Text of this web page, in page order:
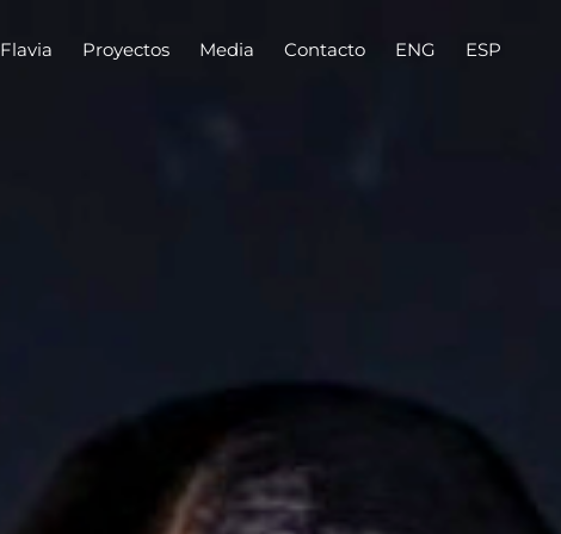
Flavia Proyectos Media Contacto ENG ESP
Flavia Proyectos Media Contacto ENG ESP